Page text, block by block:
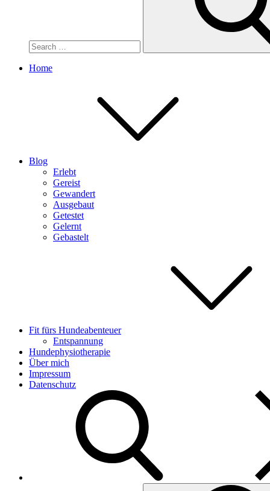
Home
Blog
Erlebt
Gereist
Gewandert
Ausgebaut
Getestet
Gelernt
Gebastelt
Fit fürs Hundeabenteuer
Entspannung
Hundephysiotherapie
Über mich
Impressum
Datenschutz